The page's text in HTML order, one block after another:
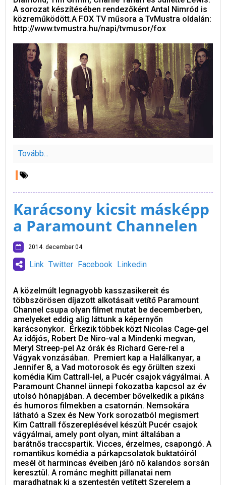
A sorozat készítésében rendezőként Antal Nimród is
közreműködött.A FOX TV műsora a TvMustra oldalán:
http://www.tvmustra.hu/napi/tvmusor/fox
Tovább...
Karácsony kicsit másképp
a Paramount Channelen
2014. december 04.
Link Twitter Facebook Linkedin
A közelmúlt legnagyobb kasszasikereit és
többszörösen díjazott alkotásait vetítő Paramount
Channel csupa olyan filmet mutat be decemberben,
amelyeket eddig alig láttunk a képernyőn
karácsonykor. Érkezik többek közt Nicolas Cage-gel
Az időjós, Robert De Niro-val a Mindenki megvan,
Meryl Streep-pel Az órák és Richard Gere-rel a
Vágyak vonzásában. Premiert kap a Halálkanyar, a
Jennifer 8, a Vad motorosok és egy őrülten szexi
komédia Kim Cattrall-lel, a Pucér csajok vágyálmai. A
Paramount Channel ünnepi fokozatba kapcsol az év
utolsó hónapjában. A december bővelkedik a pikáns
és humoros filmekben a csatornán. Nemsokára
látható a Szex és New York sorozatból megismert
Kim Cattrall főszereplésével készült Pucér csajok
vágyálmai, amely pont olyan, mint általában a
barátnős traccspartik. Vicces, érzelmes, csapongó. A
romantikus komédia a párkapcsolatok buktatóiról
mesél öt harmincas éveiben járó nő kalandos sorsán
keresztül. A románc meghitt pillanatai nem
maradhatnak ki a szentestén vetített Szerelem a